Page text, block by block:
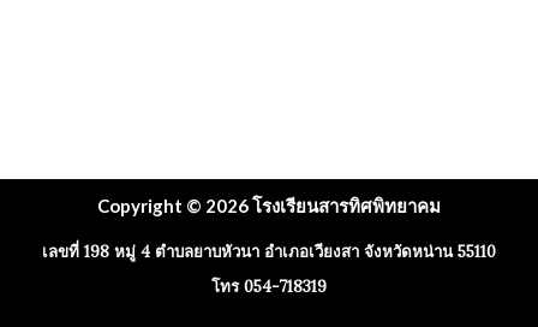
Copyright © 2026 โรงเรียนสารทิศพิทยาคม
เลขที่ 198 หมู่ 4 ตำบลยาบหัวนา อำเภอเวียงสา จังหวัดหน่าน 55110
โทร 054-718319